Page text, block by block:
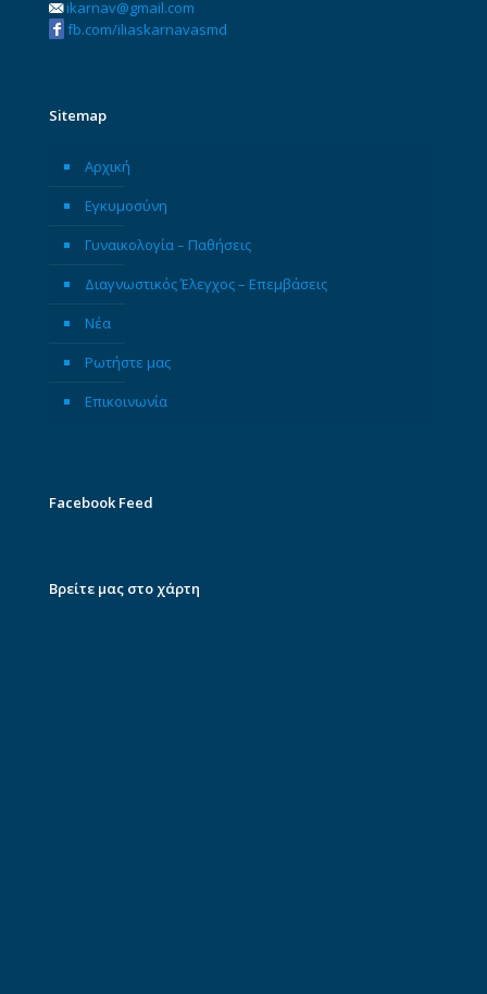
ikarnav@gmail.com
fb.com/iliaskarnavasmd
Sitemap
Αρχική
Εγκυμοσύνη
Γυναικολογία – Παθήσεις
Διαγνωστικός Έλεγχος – Επεμβάσεις
Νέα
Ρωτήστε μας
Επικοινωνία
Facebook Feed
Βρείτε μας στο χάρτη